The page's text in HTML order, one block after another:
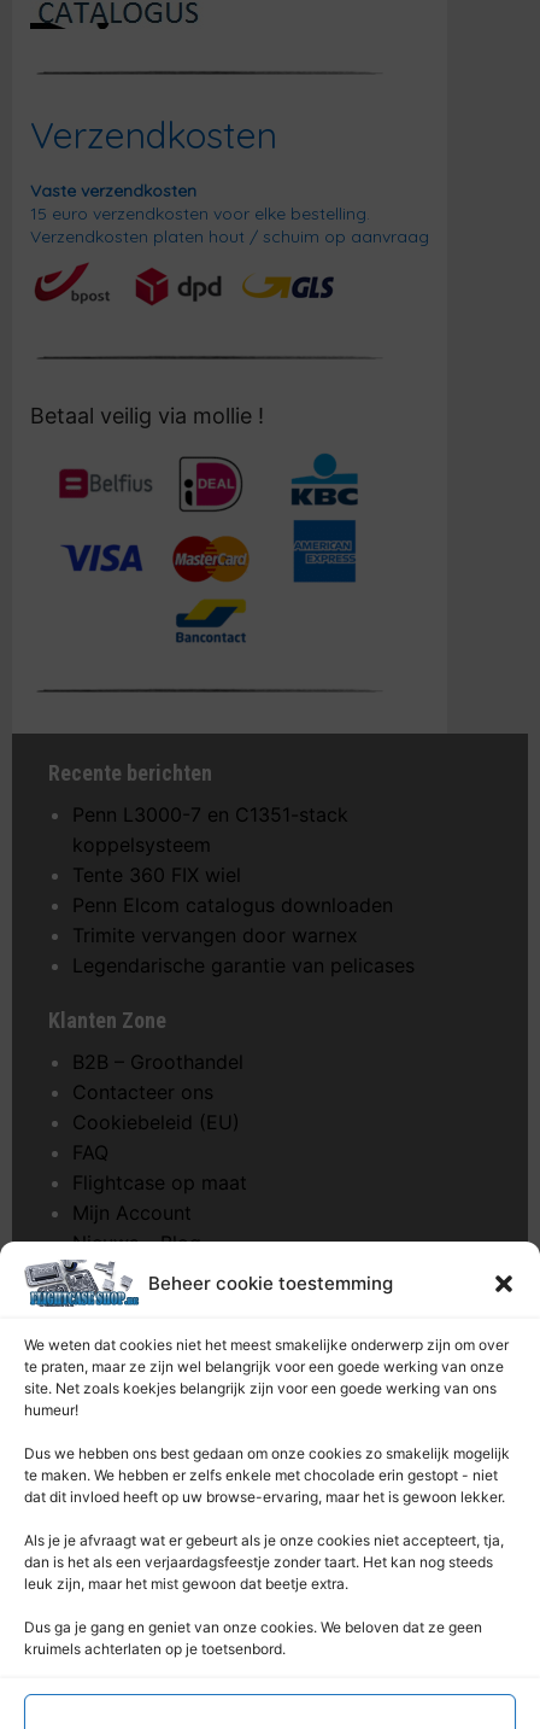
Beheer cookie toestemming
We weten dat cookies niet het meest smakelijke onderwerp zijn om over
te praten, maar ze zijn wel belangrijk voor een goede werking van onze
site. Net zoals koekjes belangrijk zijn voor een goede werking van ons
humeur!
Dus we hebben ons best gedaan om onze cookies zo smakelijk mogelijk
te maken. We hebben er zelfs enkele met chocolade erin gestopt - niet
dat dit invloed heeft op uw browse-ervaring, maar het is gewoon lekker.
Als je je afvraagt ​​wat er gebeurt als je onze cookies niet accepteert, tja,
dan is het als een verjaardagsfeestje zonder taart. Het kan nog steeds
leuk zijn, maar het mist gewoon dat beetje extra.
Dus ga je gang en geniet van onze cookies. We beloven dat ze geen
kruimels achterlaten op je toetsenbord.
Verzendkosten
Vaste verzendkosten
15 euro verzendkosten voor elke bestelling.
Verzendkosten platen hout / schuim op aanvraag
Betaal veilig via mollie !
Recente berichten
Penn L3000-7 en C1351-stack
koppelsysteem
Tente 360 FIX wiel
Penn Elcom catalogus downloaden
Trimite vervangen door warnex
Legendarische garantie van pelicases
Klanten Zone
B2B – Groothandel
Contacteer ons
Cookiebeleid (EU)
FAQ
Flightcase op maat
Mijn Account
Nieuws – Blog
Onderhoud pagina
Over ons
Retourrecht
Winkelwagen
Zaagservice – CNC
Contacteer Ons
Rentek BV – Protekt
Nieuwpoortlaan 21 / 1
3600 Genk
Limburg – België